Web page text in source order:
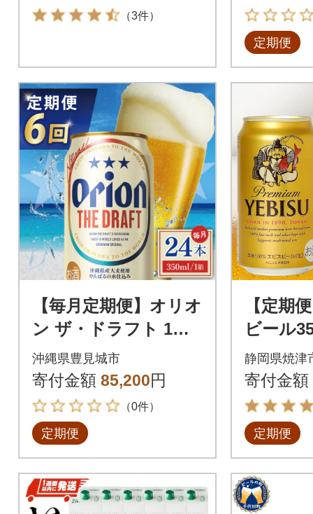
（3件）
定期便
【毎月定期便】オリオ
ン ザ・ドラフト 1ケ
ース(350ml×24缶)全6
回
沖縄県豊見城市
寄付金額 85,200円
（0件）
定期便
【定期
ビール
缶
静岡県焼津
寄付金額
定期便